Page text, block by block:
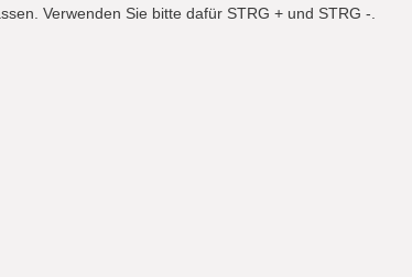
Verwenden Sie bitte dafür STRG + und STRG -.